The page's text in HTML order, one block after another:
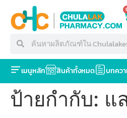
เมนูหลัก สินค้าทั้งหมด บทคว
ป้ายกำกับ: แ